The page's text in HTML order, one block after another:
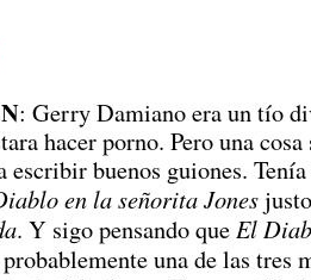
: Gerry Damiano era un tío
hacer porno. Pero una cosa
escribir buenos guiones.
en la señorita Jones
. Y sigo pensando que El
una de las tres